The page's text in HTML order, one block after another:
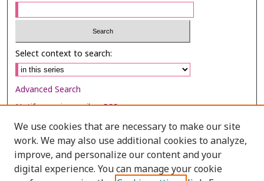
Select context to search:
Advanced Search
Notify me via email orRSS
Browse
Collections
Disciplines
We use cookies that are necessary to make our site
work. We may also use additional cookies to analyze,
improve, and personalize our content and your
digital experience. You can manage your cookie